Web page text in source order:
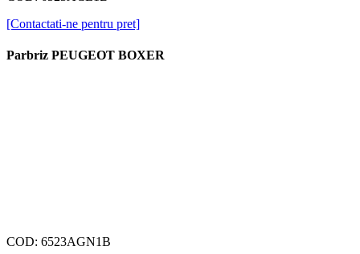
[Contactati-ne pentru pret]
Parbriz PEUGEOT BOXER
COD: 6523AGN1B